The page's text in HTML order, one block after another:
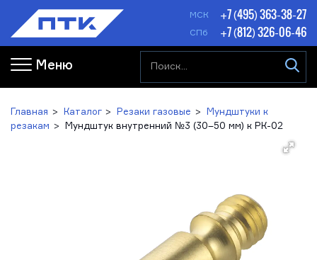
МСК +7 (495) 363-38-27
СПб +7 (812) 326-06-46
Меню
Главная Каталог Резаки газовые
Мундштуки к
резакам
Мундштук внутренний №3 (30–50 мм) к РК-02